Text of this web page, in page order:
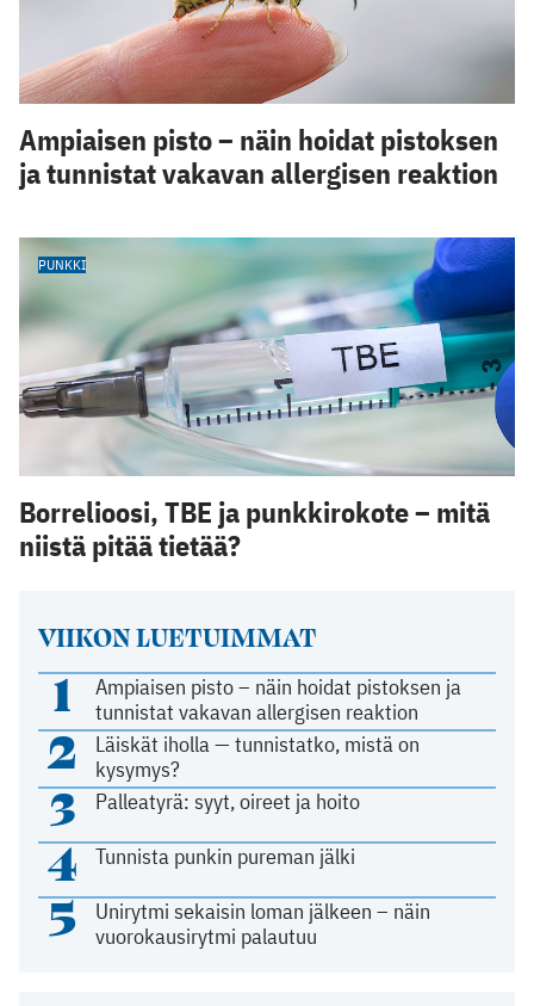
VIIKON LUETUIMMAT
1
Ampiaisen pisto – näin hoidat pistoksen ja
tunnistat vakavan allergisen reaktion
2
Läiskät iholla — tunnistatko, mistä on
kysymys?
3 Palleatyrä: syyt, oireet ja hoito
4 Tunnista punkin pureman jälki
5
Unirytmi sekaisin loman jälkeen – näin
vuorokausirytmi palautuu
Ampiaisen pisto – näin hoidat pistoksen
ja tunnistat vakavan allergisen reaktion
PUNKKI
Borrelioosi, TBE ja punkkirokote – mitä
niistä pitää tietää?